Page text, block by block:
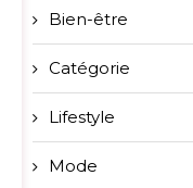
Bien-être
Catégorie
Lifestyle
Mode